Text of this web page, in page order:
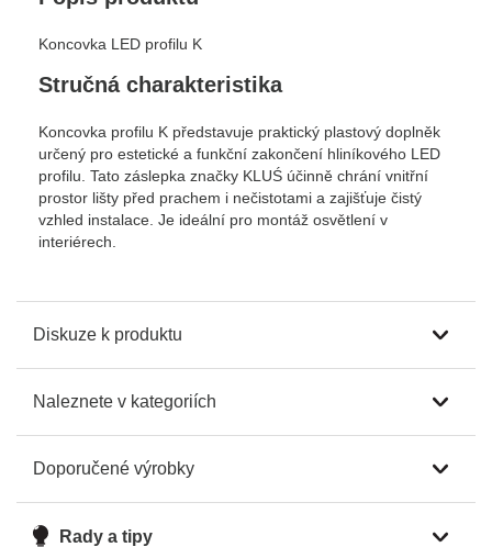
Koncovka LED profilu K
Stručná charakteristika
Koncovka profilu K představuje praktický plastový doplněk
určený pro estetické a funkční zakončení hliníkového LED
profilu. Tato záslepka značky KLUŚ účinně chrání vnitřní
prostor lišty před prachem i nečistotami a zajišťuje čistý
vzhled instalace. Je ideální pro montáž osvětlení v
interiérech.
Diskuze k produktu
Naleznete v kategoriích
Doporučené výrobky
Rady a tipy